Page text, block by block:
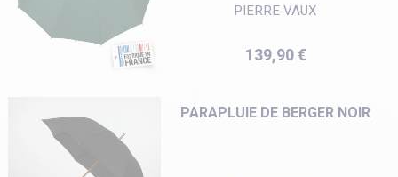
PIERRE VAUX
Prix
139,90 €
PARAPLUIE DE BERGER NOIR